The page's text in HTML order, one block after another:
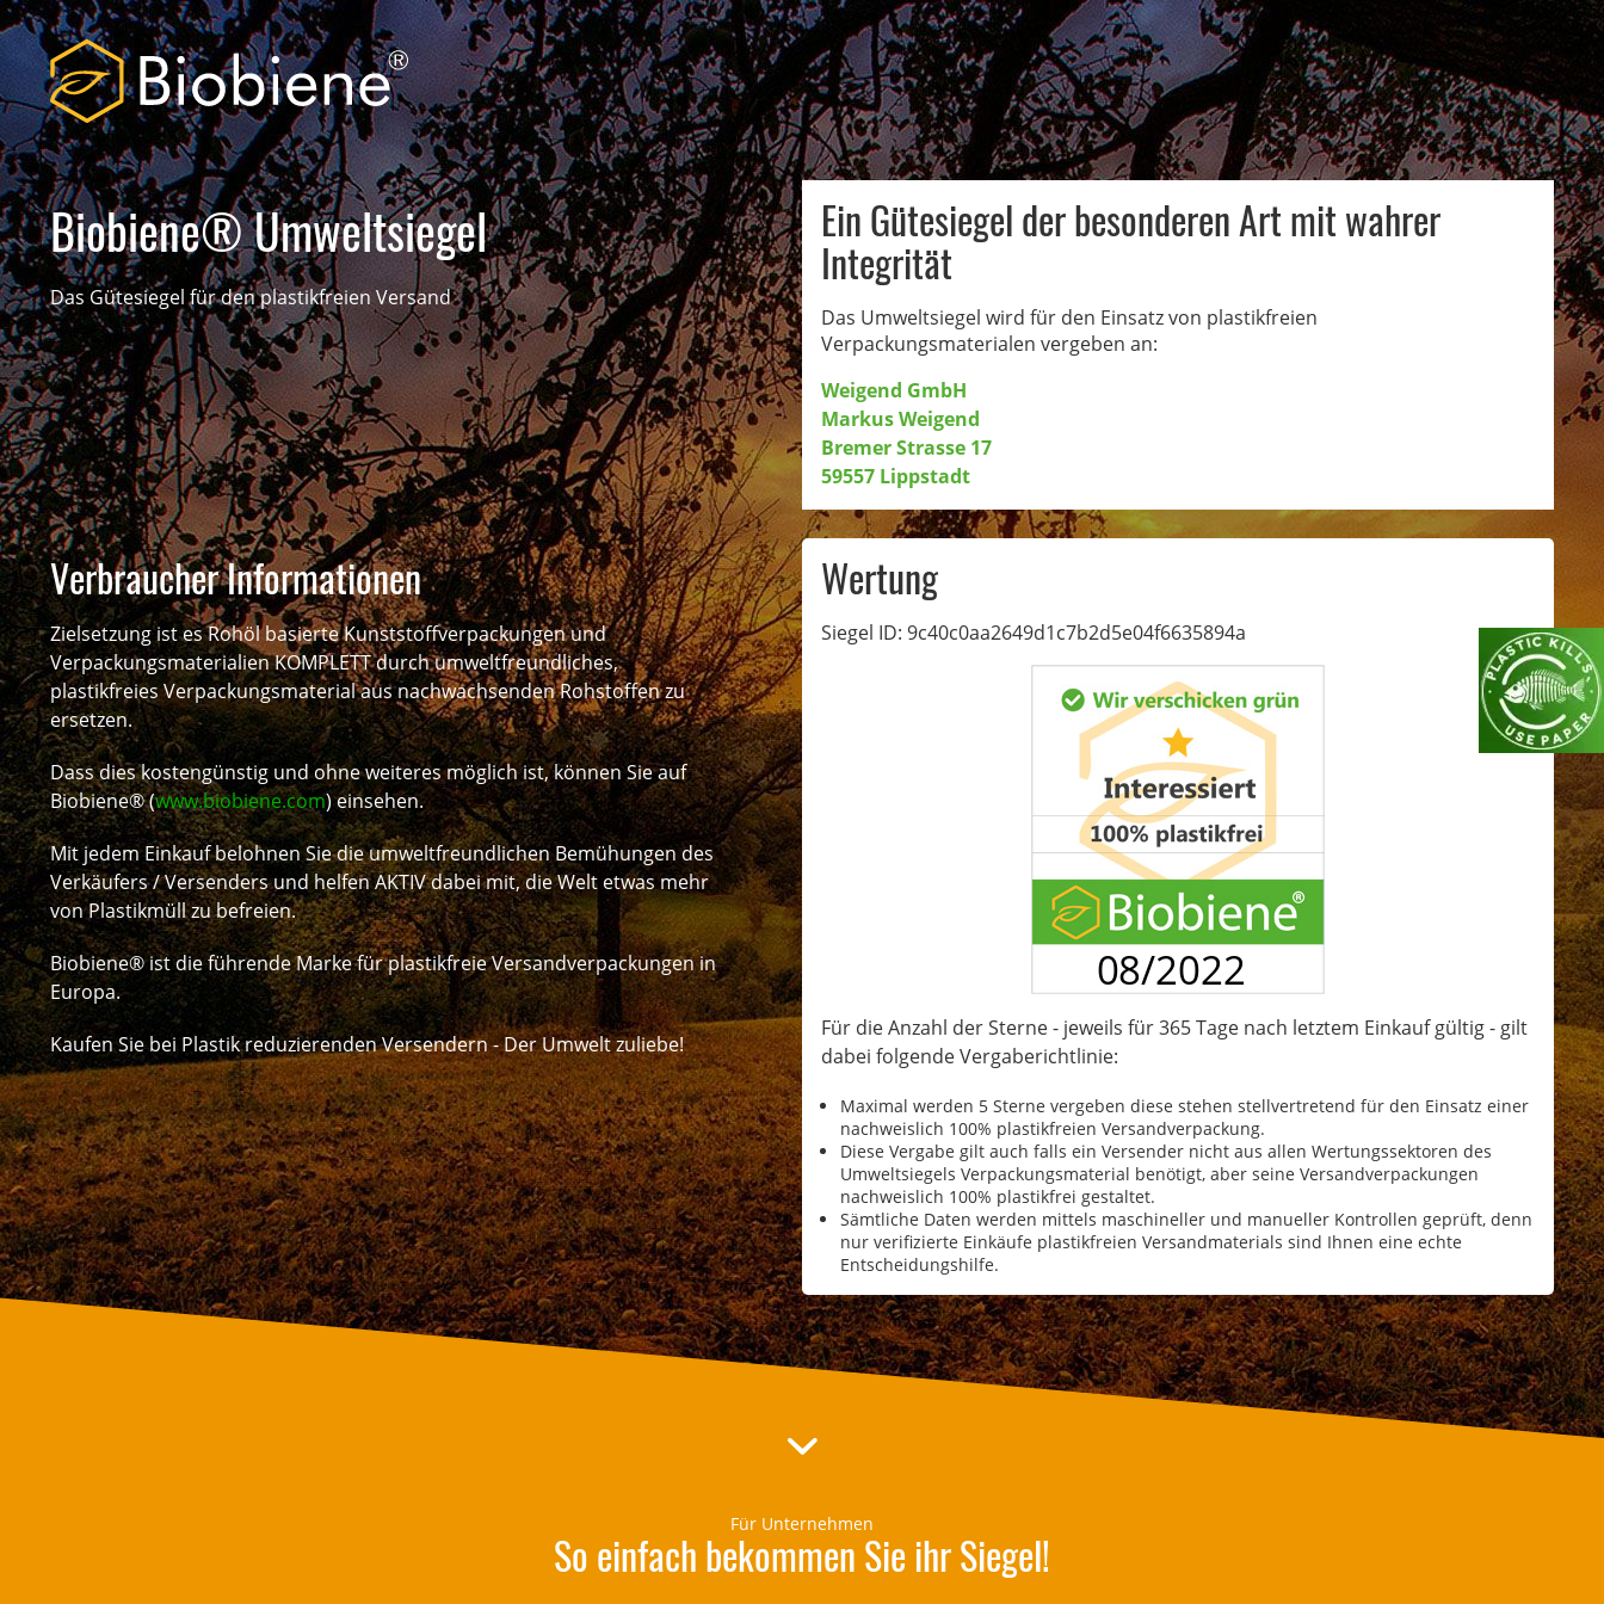
Biobiene® Umweltsiegel
Das Gütesiegel für den plastikfreien Versand
Ein Gütesiegel der besonderen Art mit wahrer
Integrität
Das Umweltsiegel wird für den Einsatz von plastikfreien
Verpackungsmaterialen vergeben an:
Weigend GmbH
Markus Weigend
Bremer Strasse 17
59557 Lippstadt
Verbraucher Informationen
Zielsetzung ist es Rohöl basierte Kunststoffverpackungen und
Verpackungsmaterialien KOMPLETT durch umweltfreundliches,
plastikfreies Verpackungsmaterial aus nachwachsenden Rohstoffen zu
ersetzen.
Dass dies kostengünstig und ohne weiteres möglich ist, können Sie auf
Biobiene® (www.biobiene.com) einsehen.
Mit jedem Einkauf belohnen Sie die umweltfreundlichen Bemühungen des
Verkäufers / Versenders und helfen AKTIV dabei mit, die Welt etwas mehr
von Plastikmüll zu befreien.
Biobiene® ist die führende Marke für plastikfreie Versandverpackungen in
Europa.
Kaufen Sie bei Plastik reduzierenden Versendern - Der Umwelt zuliebe!
Wertung
Siegel ID: 9c40c0aa2649d1c7b2d5e04f6635894a
Für die Anzahl der Sterne - jeweils für 365 Tage nach letztem Einkauf gültig - gilt
dabei folgende Vergaberichtlinie:
Maximal werden 5 Sterne vergeben diese stehen stellvertretend für den Einsatz einer
nachweislich 100% plastikfreien Versandverpackung.
Diese Vergabe gilt auch falls ein Versender nicht aus allen Wertungssektoren des
Umweltsiegels Verpackungsmaterial benötigt, aber seine Versandverpackungen
nachweislich 100% plastikfrei gestaltet.
Sämtliche Daten werden mittels maschineller und manueller Kontrollen geprüft, denn
nur verifizierte Einkäufe plastikfreien Versandmaterials sind Ihnen eine echte
Entscheidungshilfe.
Für Unternehmen
So einfach bekommen Sie ihr Siegel!